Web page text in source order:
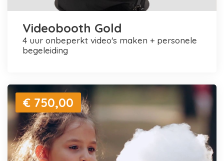
Videobooth Gold
4 uur onbeperkt video's maken + personele
begeleiding
€ 750,00